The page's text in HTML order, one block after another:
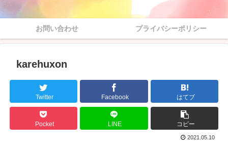
お問い合わせ プライバシーポリシー
karehuxon
Twitter Facebook はてブ
Pocket LINE コピー
2021.05.10